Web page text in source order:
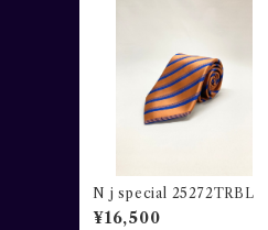
N j special 25272TRBL
¥16,500